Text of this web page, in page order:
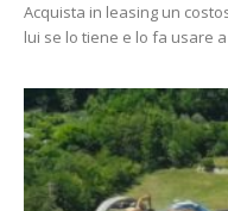
Acquista in leasing un
lui se lo tiene e lo fa usare